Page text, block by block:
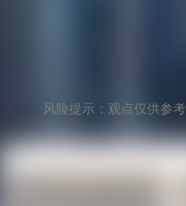
风险提示：观点仅供参